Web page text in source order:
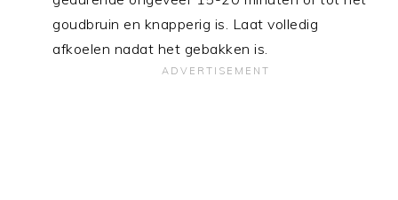
goudbruin en knapperig is. Laat volledig
afkoelen nadat het gebakken is.